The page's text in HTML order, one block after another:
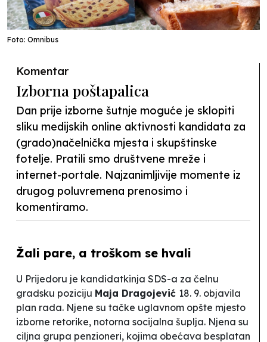
Foto: Omnibus
Komentar
Izborna poštapalica
Dan prije izborne šutnje moguće je sklopiti
sliku medijskih online aktivnosti kandidata za
(grado)načelnička mjesta i skupštinske
fotelje. Pratili smo društvene mreže i
internet-portale. Najzanimljivije momente iz
drugog poluvremena prenosimo i
komentiramo.
Žali pare, a troškom se hvali
U Prijedoru je kandidatkinja SDS-a za čelnu
gradsku poziciju Maja Dragojević 18. 9. objavila
plan rada. Njene su tačke uglavnom opšte mjesto
izborne retorike, notorna socijalna šuplja. Njena su
ciljna grupa penzioneri, kojima obećava besplatan